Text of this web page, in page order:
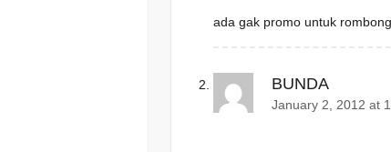
n
w
o
s
i
w
n
d
ada gak promo untuk
BUNDA
January 2, 2012 at